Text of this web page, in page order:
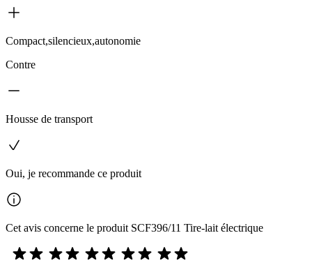
Compact,silencieux,autonomie
Contre
Housse de transport
Oui, je recommande ce produit
Cet avis concerne le produit SCF396/11 Tire-lait électrique